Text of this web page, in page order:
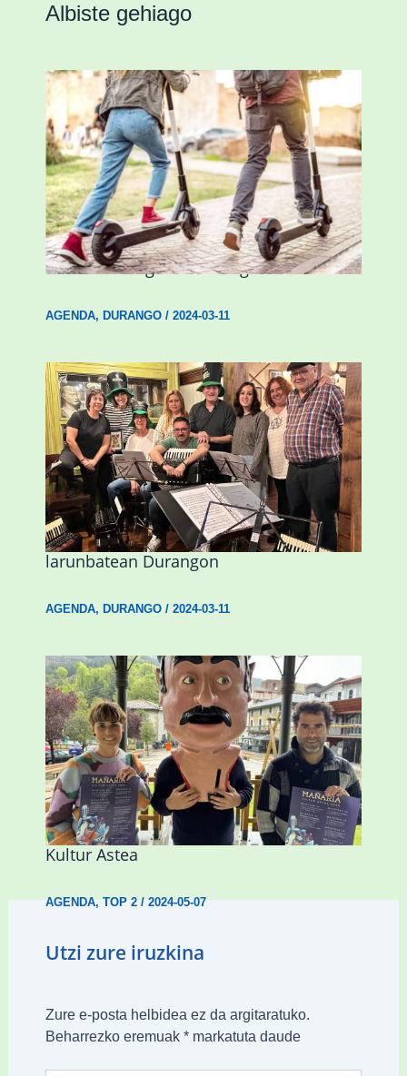
Albiste gehiago
Ostegun honetan “Oinezko
Nagusientzako Bide Segurtasuna”
hitzaldia izango da Durangon
AGENDA, DURANGO/ 2024-03-11
Herri Maite akordeoi taldeak S. Patrick
Irlandako patroia ospatuko du
larunbatean Durangon
AGENDA, DURANGO/ 2024-03-11
Porrotx eta Mari Motots pailazoen
ikuskizunarekin hasiko da Mañariako
Kultur Astea
AGENDA,TOP 2/2024-05-07
Utzi zure iruzkina
Zure e-posta helbidea ez da argitaratuko.
Beharrezko eremuak *markatuta daude